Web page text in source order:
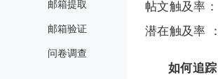
邮箱提取
邮箱验证
问卷调查
帖文触及率
潜在触及率
如何追踪